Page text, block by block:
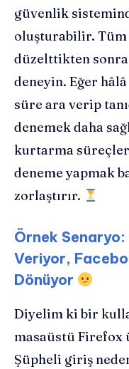
güvenlik
oluşturabilir. Tüm
düzelttikten
deneyin. Eğer
süre ara verip
denemek daha
kurtarma
deneme yapmak
zorlaştırır.
Örnek
Veriyor,
Dönüyor
Diyelim ki bir
masaüstü Firefox
Şüpheli giriş